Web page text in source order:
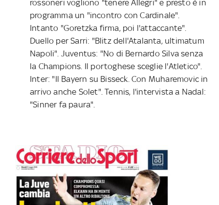
rossoneri vogliono "tenere Allegri" e presto è in
programma un "incontro con Cardinale".
Intanto "Goretzka firma, poi l'attaccante".
Duello per Sarri: "Blitz dell'Atalanta, ultimatum
Napoli". Juventus: "No di Bernardo Silva senza
la Champions. Il portoghese sceglie l'Atletico".
Inter: "Il Bayern su Bisseck. Con Muharemovic in
arrivo anche Solet". Tennis, l'intervista a Nadal:
"Sinner fa paura".